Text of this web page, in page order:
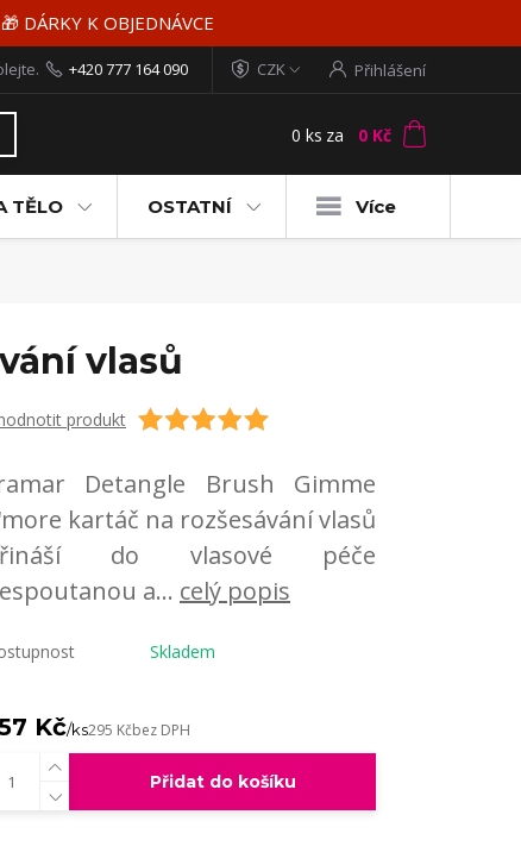
DÁRKY K OBJEDNÁVCE
CZK Přihlášení
+420 777 164 090
0 ks za 0 Kč
TĚLO OSTATNÍ Více
vlasů
produkt
Detangle Brush Gimme
kartáč na rozšesávání vlasů
do vlasové péče
a... celý popis
Skladem
Kč/ks295 Kčbez DPH
Přidat do košíku